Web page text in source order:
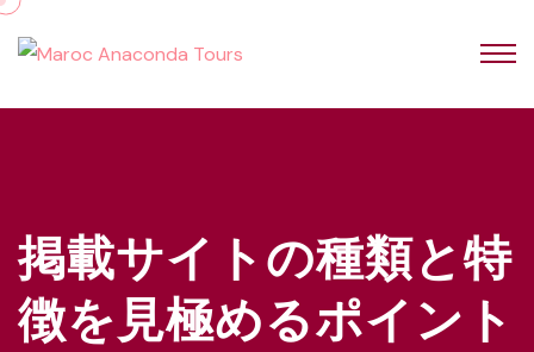
掲載サイトの種類と特
徴を見極めるポイント